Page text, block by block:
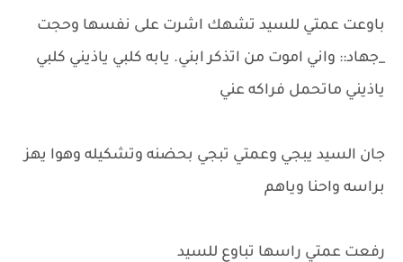
باوعت عمتي للسيد تشهك اشرت على نفسها وحجت
_جهاد:: واني اموت من اتذكر ابني. يابه كلبي ياذيني كلبي
ياذيني ماتحمل فراكه عني
جان السيد يبجي وعمتي تبجي بحضنه وتشكيله وهوا يهز
براسه واحنا وياهم
رفعت عمتي راسها تباوع للسيد